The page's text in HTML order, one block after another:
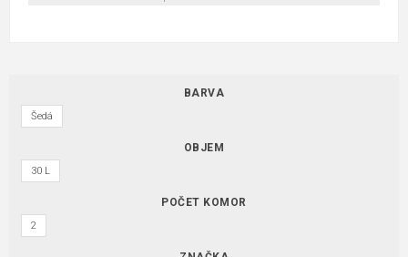
BARVA
Šedá
OBJEM
30 L
POČET KOMOR
2